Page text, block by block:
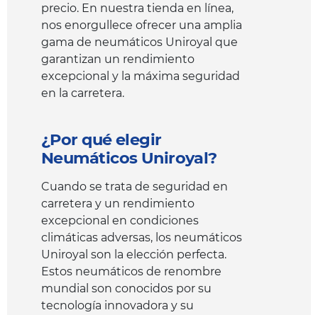
precio. En nuestra tienda en línea,
nos enorgullece ofrecer una amplia
gama de neumáticos Uniroyal que
garantizan un rendimiento
excepcional y la máxima seguridad
en la carretera.
¿Por qué elegir
Neumáticos Uniroyal?
Cuando se trata de seguridad en
carretera y un rendimiento
excepcional en condiciones
climáticas adversas, los neumáticos
Uniroyal son la elección perfecta.
Estos neumáticos de renombre
mundial son conocidos por su
tecnología innovadora y su